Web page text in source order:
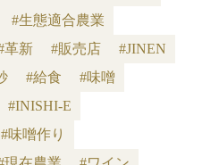
#生態適合農業
革新 #販売店
#JINEN
#給食
#味噌
#INISHI-E
#味噌作り